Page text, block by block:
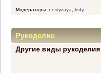
Модераторы: nestyzaya ledy
Рукоделие
Другие виды рукоделия